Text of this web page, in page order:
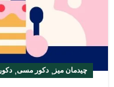
چیدمان میز ,دکور مسی,